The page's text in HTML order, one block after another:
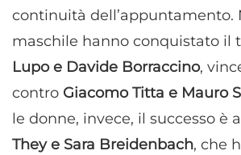
continuità dell’appuntamento.
maschile hanno conquistato il
Lupo e Davide Borraccino,
contro Giacomo Titta e Mauro
le donne, invece, il successo è
They e Sara Breidenbach, che